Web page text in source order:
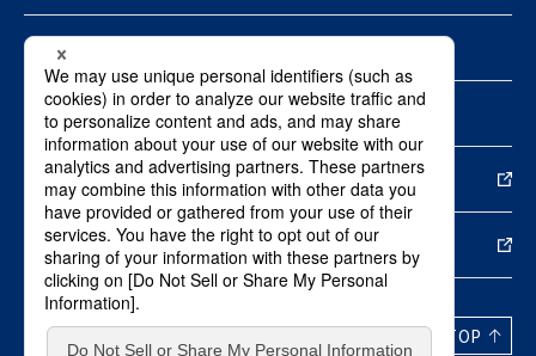
お知らせ
お問い合わせ
資料ダウンロード新しいウィンドウで開きます
採用情報新しいウィンドウで開きます
PAGE TOP
プライバシーポリシー